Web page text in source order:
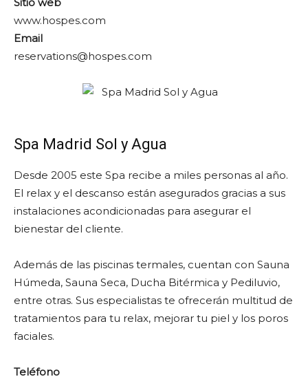
www.hospes.com
Email
reservations@hospes.com
Spa Madrid Sol y Agua
Desde 2005 este Spa recibe a miles personas al año.
El relax y el descanso están asegurados gracias a sus
instalaciones acondicionadas para asegurar el
bienestar del cliente.
Además de las piscinas termales, cuentan con Sauna
Húmeda, Sauna Seca, Ducha Bitérmica y Pediluvio,
entre otras. Sus especialistas te ofrecerán multitud de
tratamientos para tu relax, mejorar tu piel y los poros
faciales.
Teléfono